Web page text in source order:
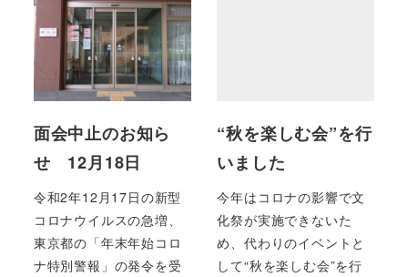
面会中止のお知ら
せ 12月18日
令和2年12月17日の新型
コロナウイルスの急増、
東京都の「年末年始コロ
ナ特別警報」の発令を受
“秋を楽しむ会”を行
いました
今年はコロナの影響で文
化祭が実施できないた
め、代わりのイベントと
して“秋を楽しむ会”を行